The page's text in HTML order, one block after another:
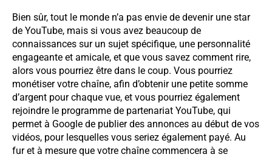
Bien sûr, tout le monde n’a pas envie de devenir une star
de YouTube, mais si vous avez beaucoup de
connaissances sur un sujet spécifique, une personnalité
engageante et amicale, et que vous savez comment rire,
alors vous pourriez être dans le coup. Vous pourriez
monétiser votre chaîne, afin d’obtenir une petite somme
d’argent pour chaque vue, et vous pourriez également
rejoindre le programme de partenariat YouTube, qui
permet à Google de publier des annonces au début de vos
vidéos, pour lesquelles vous seriez également payé. Au
fur et à mesure que votre chaîne commencera à se